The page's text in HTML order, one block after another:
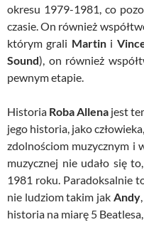
okresu 1979-1981, co
czasie. On również
którym grali Martin i
Sound), on również
pewnym etapie.
Historia Roba Allena jest
jego historia, jako
zdolnościom muzycznym i
muzycznej nie udało się
1981 roku. Paradoksalnie
nie ludziom takim jak Andy,
historia na miarę 5